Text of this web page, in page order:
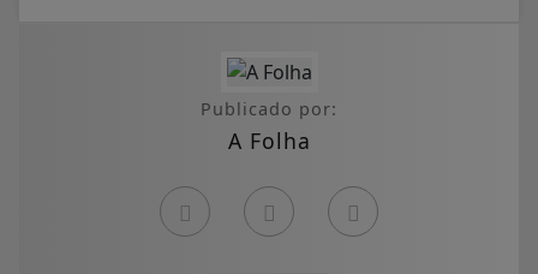
Publicado por:
A Folha